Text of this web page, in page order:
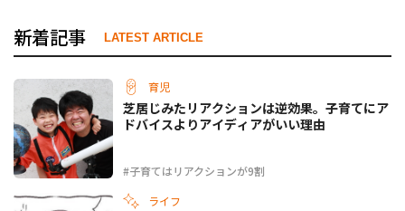
新着記事 LATEST ARTICLE
育児
#子育てはリアクションが9割
芝居じみたリアクションは逆効果。子育てにア
ドバイスよりアイディアがいい理由
ライフ